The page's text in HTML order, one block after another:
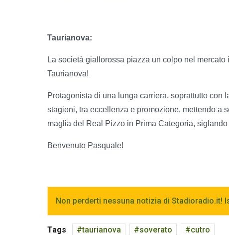
Taurianova:
La società giallorossa piazza un colpo nel
Taurianova!
Protagonista di una lunga carriera, soprattutto
stagioni, tra eccellenza e promozione, mettendo a
maglia del Real Pizzo in Prima Categoria, siglando
Benvenuto Pasquale!
Non perderti nessuna notizia di Stadioradio.it!
Tags taurianova soverato cutro